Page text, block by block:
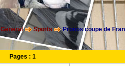
General Sports Pronos coupe de
Pages : 1